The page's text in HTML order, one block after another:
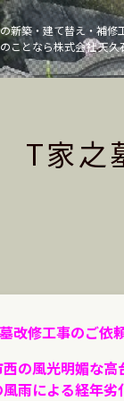
新築・建て替え・補修
ことなら株式会社 天久
T家之
改修工事のご依
西の風光明媚な高
雨による経年劣